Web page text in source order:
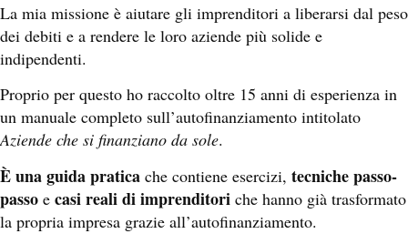
La mia missione è aiutare gli imprenditori a liberarsi dal peso
dei debiti e a rendere le loro aziende più solide e
indipendenti.
Proprio per questo ho raccolto oltre 15 anni di esperienza in
un manuale completo sull’autofinanziamento intitolato
Aziende che si finanziano da sole.
È una guida pratica che contiene esercizi, tecniche passo-
passo e casi reali di imprenditori che hanno già trasformato
la propria impresa grazie all’autofinanziamento.